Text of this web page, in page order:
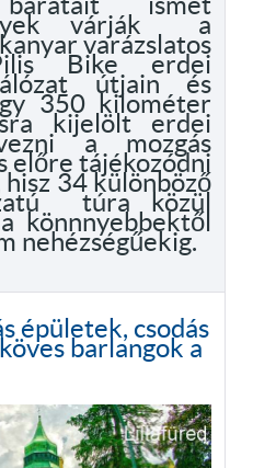
várják a
varázslatos
Bike erdei
útjain és
350 kilométer
kijelölt erdei
a mozgás
előre tájékozódni
34 különböző
túra közül
könnnyebbektől
nehézségűekig.
épületek, csodás
barlangok a